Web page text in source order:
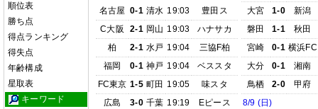
順位表
勝ち点
得点ランキング
得失点
年齢構成
星取表
キーワード
名古屋 0-1 清水 19:03
豊田ス
C大阪
2-1 岡山 19:03
ハナサカ
柏
2-1 水戸 19:04
三協F柏
福岡
0-1 神戸 19:04
ベススタ
FC東京 1-5 町田 19:05
味スタ
広島
3-0 千葉 19:19
Eピース
大宮
1-0
新潟
磐田
1-1
秋田
宮崎
0-1 横浜FC
大分
0-1
湘南
鳥栖
2-0
甲府
8/9 (日)